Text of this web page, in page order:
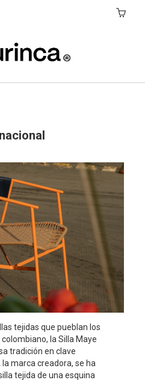
Mi
tejidas que pueblan los
la Silla Maye
tradición en clave
marca creadora, se ha
tejida de una esquina